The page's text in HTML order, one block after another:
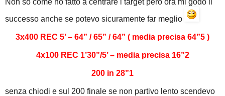
Non so come ho fatto a centrare i target però ora mi godo il
successo anche se potevo sicuramente far meglio
3x400 REC 5’ – 64” / 65” / 64” ( media precisa 64”5 )
4x100 REC 1’30”/5’ – media precisa 16”2
200 in 28”1
senza chiodi e sul 200 finale se non partivo lento scendevo